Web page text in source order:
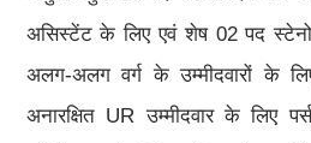
असिस्टेंट के लिए एवं शेष 02 पद
अलग-अलग वर्ग के उम्मीदवारों के
अनारक्षित UR उम्मीदवार के